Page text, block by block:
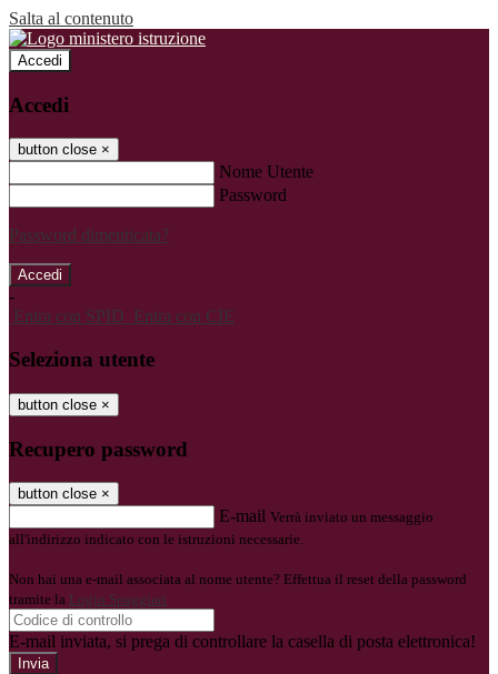
Salta al contenuto
Accedi
Accedi
button close ×
Nome Utente
Password
Password dimenticata?
-
Entra con SPID Entra con CIE
Seleziona utente
button close ×
Recupero password
button close ×
E-mail Verrà inviato un messaggio
all'indirizzo indicato con le istruzioni necessarie.
Non hai una e-mail associata al nome utente? Effettua il reset della password
tramite la Login Spaggiari
E-mail inviata, si prega di controllare la casella di posta elettronica!